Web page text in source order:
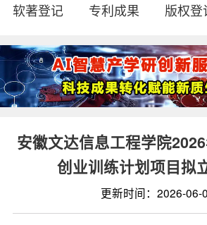
软著登记 专利成果 版权登
安徽文达信息工程学院
创业训练计划项目拟
更新时间：2026-06-